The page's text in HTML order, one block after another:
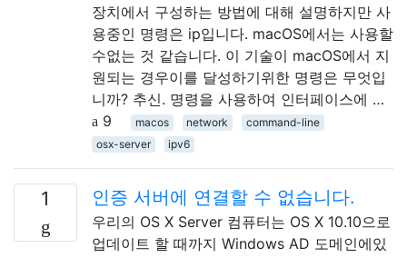
장치에서 구성하는 방법에 대해 설명하지만 사
용중인 명령은 ip입니다. macOS에서는 사용할
수없는 것 같습니다. 이 기술이 macOS에서 지
원되는 경우이를 달성하기위한 명령은 무엇입
니까? 추신. 명령을 사용하여 인터페이스에 …
9
macos network
command-line
osx-server
ipv6
1 인증 서버에 연결할 수 없습니다.
우리의 OS X Server 컴퓨터는 OS X 10.10으로
업데이트 할 때까지 Windows AD 도메인에있